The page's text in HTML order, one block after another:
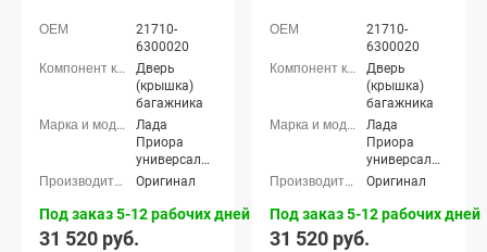
21710-
6300020
Дверь
(крышка)
багажника
Лада
Приора
универсал
(ВАЗ 2171)
Оригинал
Под заказ 5-12 рабочих дней
31 520 руб.
21710-
6300020
Дверь
(крышка)
багажника
Лада
Приора
универсал
(ВАЗ 2171)
Оригинал
Под заказ 5-12 рабочих дней
31 520 руб.